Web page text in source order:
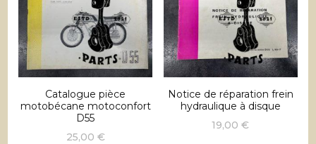
Catalogue pièce
motobécane motoconfort
D55
25,00 €
Notice de réparation frein
hydraulique à disque
19,00€